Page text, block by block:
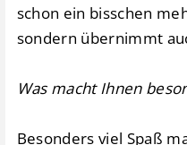
schon ein bisschen
sondern übernimmt
Was macht Ihnen
Besonders viel Spaß